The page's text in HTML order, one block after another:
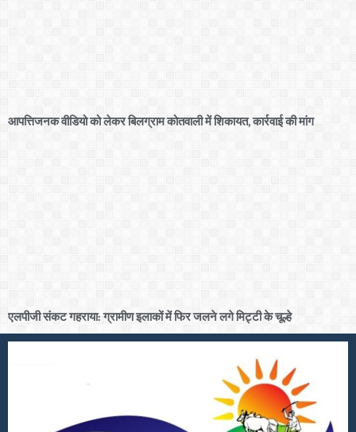
आपत्तिजनक वीडियो को लेकर बिलग्राम कोतवाली में शिकायत, कार्रवाई की मांग
एलपीजी संकट गहराया: ग्रामीण इलाकों में फिर जलने लगे मिट्टी के चूल्हे